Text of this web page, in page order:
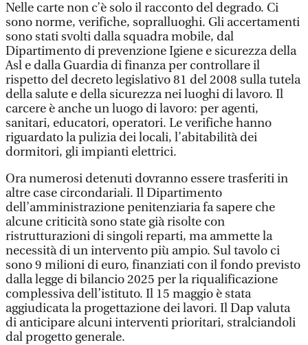
Nelle carte non c’è solo il racconto del degrado. Ci
sono norme, verifiche, sopralluoghi. Gli accertamenti
sono stati svolti dalla squadra mobile, dal
Dipartimento di prevenzione Igiene e sicurezza della
Asl e dalla Guardia di finanza per controllare il
rispetto del decreto legislativo 81 del 2008 sulla tutela
della salute e della sicurezza nei luoghi di lavoro. Il
carcere è anche un luogo di lavoro: per agenti,
sanitari, educatori, operatori. Le verifiche hanno
riguardato la pulizia dei locali, l’abitabilità dei
dormitori, gli impianti elettrici.
Ora numerosi detenuti dovranno essere trasferiti in
altre case circondariali. Il Dipartimento
dell’amministrazione penitenziaria fa sapere che
alcune criticità sono state già risolte con
ristrutturazioni di singoli reparti, ma ammette la
necessità di un intervento più ampio. Sul tavolo ci
sono 9 milioni di euro, finanziati con il fondo previsto
dalla legge di bilancio 2025 per la riqualificazione
complessiva dell’istituto. Il 15 maggio è stata
aggiudicata la progettazione dei lavori. Il Dap valuta
di anticipare alcuni interventi prioritari, stralciandoli
dal progetto generale.